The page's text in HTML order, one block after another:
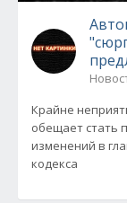
Крайне
обещает стать
изменений в
кодекса